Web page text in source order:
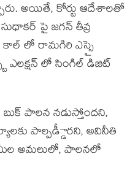
అయితే, కోర్టు ఆదేశాలతో
పై జగన్ తీవ్ర
కాల్ లో రామగిరి ఎస్సై
ఎలక్షన్ లో సింగిల్ డిజిట్
పాలన నడుస్తోందని,
పాల్పడ్డీారని, అవినీతి
అమలులో, పాలనలో